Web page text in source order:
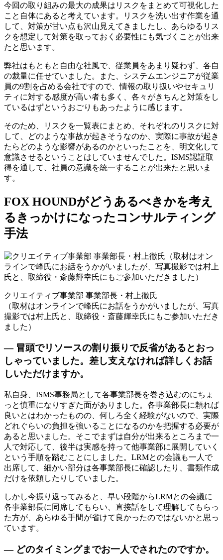
今回の取り組みの最大の成果はリスクをまとめて可視化した
こと自体にあると考えています。リスクを洗い出す作業を通
して、対策が甘い点も沢山見えてきましたし、あらゆるリス
クを想定して対策を取っておく必要性にも気づくことが出来
たと思います。
弊社はもともと自由な社風で、従業員をあまり疑わず、各自
の裁量に任せていました。また、システムエンジニアが従業
員の9割を占める会社ですので、情報の取り扱いやセキュリ
ティに対する感度が高い者も多く、各々がきちんと対策をし
ているはずというおごりもあったように感じます。
そのため、リスクを一覧表にまとめ、それぞれのリスクに対
して、どのような事故が起きそうなのか、実際に事故が起き
たらどのような影響があるのかといったことを、明文化して
意識させるということはしていませんでした。ISMS認証取
得を通して、社員の意識を統一することが出来たと思いま
す。
FOX HOUNDがどうあるべきかを考え
るきっかけになったコンサルティング
手法
クリエイティブ事業部 事業部長・村上徹氏
（取材はオンラインで峰氏にお話をうかがいましたが、写真
撮影では村上氏と、取締役・斎藤輝幸氏にもご参加いただき
ました）
— 冒頭でリソースの割り振りで反省があるとおっ
しゃっていました。差し支えなければ詳しくお話
しいただけますか。
私自身、ISMS事務局として各事業部長を巻き込むのにちょ
っと慎重になりすぎた面がありました。各事業部長に頼れば
良いとはわかったものの、何しろ全く経験がないので、実際
どれぐらいの負担を強いることになるのかを把握する必要が
あると思いました。そこでまずは自分が出来るところまで一
人で対応して、後半は実感を持って他事業部に展開していく
という手順を踏むことにしました。LRMとの会議も一人で
出席して、細かい部分は各事業部長に確認したり、書類作成
だけを依頼したりしていました。
しかし今振り返ってみると、早い段階からLRMとの会議に
各事業部長に同席してもらい、直接話をして理解してもらっ
た方が、あらゆる手間が省けて良かったのではないかと思っ
ています。
— どのタイミングまでお一人でされたのですか。